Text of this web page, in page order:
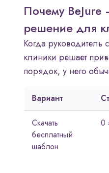
Почему
решение для
Когда руководитель
клиники решает
порядок, у него
Вариант
Скачать
бесплатный
шаблон
0